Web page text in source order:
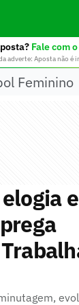
Fale com
adverte: Aposta não é
Feminino